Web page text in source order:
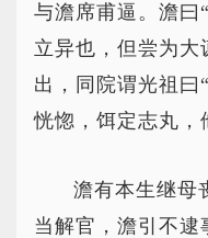
与澹席甫逼。澹曰
立异也，但尝为大
出，同院谓光祖曰
恍惚，饵定志丸，
澹有本生继母
当解官，澹引不逮